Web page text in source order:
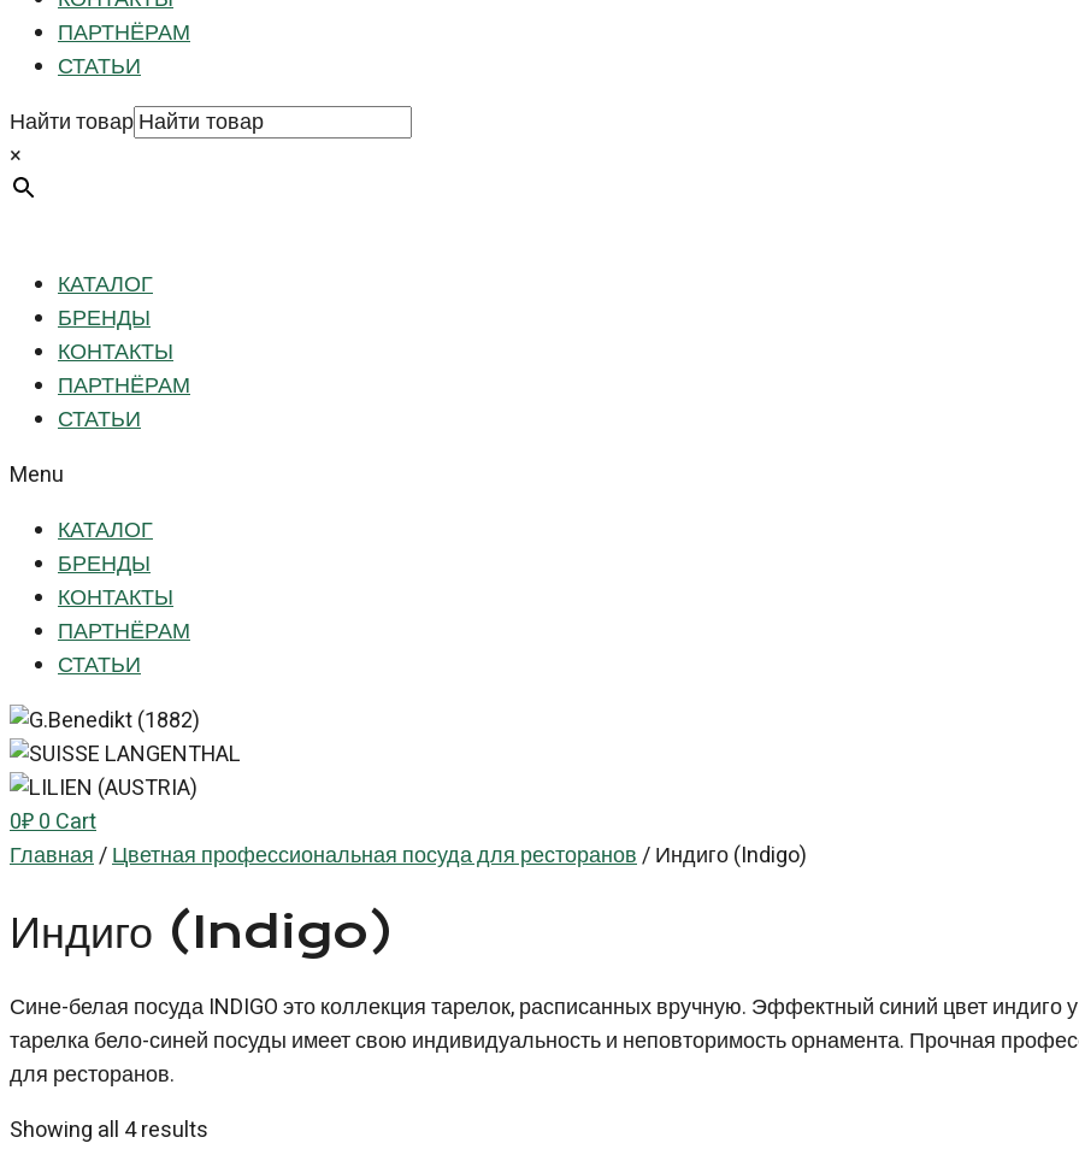
ПАРТНЁРАМ
СТАТЬИ
Найти товар
×
КАТАЛОГ
БРЕНДЫ
КОНТАКТЫ
ПАРТНЁРАМ
СТАТЬИ
Menu
КАТАЛОГ
БРЕНДЫ
КОНТАКТЫ
ПАРТНЁРАМ
СТАТЬИ
0₽0Cart
Главная/Цветная профессиональная посуда для ресторанов/Индиго (Indigo)
Индиго (Indigo)
Сине-белая посуда INDIGO это коллекция тарелок, расписанных вручную. Эффектный синий цвет
тарелка бело-синей посуды имеет свою индивидуальность и неповторимость орнамента. Прочная
для ресторанов.
Showing all 4 results